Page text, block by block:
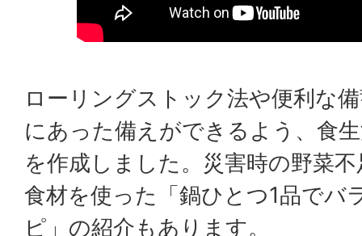
ローリングストック法や便利な
にあった備えができるよう、食
を作成しました。災害時の野菜
食材を使った「鍋ひとつ1品でバ
ピ」の紹介もあります。